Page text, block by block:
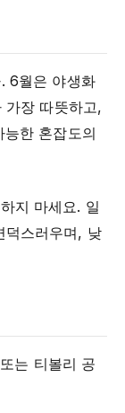
6월은 야생화
장 따뜻하고,
한 혼잡도의
지 마세요. 일
덕스러우며, 낮
는 티볼리 공